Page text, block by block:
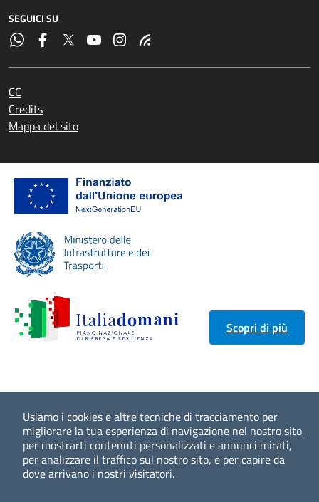
Usiamo i cookies e altre tecniche di tracciamento per
migliorare la tua esperienza di navigazione nel nostro sito,
per mostrarti contenuti personalizzati e annunci mirati,
per analizzare il traffico sul nostro sito, e per capire da
dove arrivano i nostri visitatori.
SEGUICI SU
CC
Credits
Mappa del sito
Scopri di più